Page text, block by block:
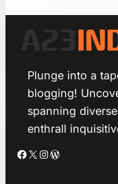
Plunge into a
blogging!
spanning
enthrall
Facebook X Instagram WordPress